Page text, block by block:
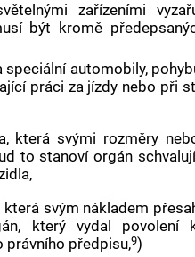
zařízeními
být kromě
automobily,
práci za jízdy nebo při
která svými rozměry
to stanoví orgán
svým nákladem
který vydal povolení
právního předpisu,9)